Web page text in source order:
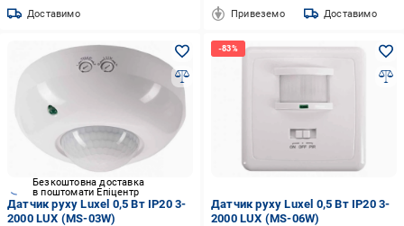
Доставимо Привеземо Доставимо
Безкоштовна доставка
в поштомати Епіцентр
Датчик руху Luxel 0,5 Вт IP20 3-
2000 LUX (MS-03W)
Датчик руху Luxel 0,5 Вт IP20 3-
2000 LUX (MS-06W)